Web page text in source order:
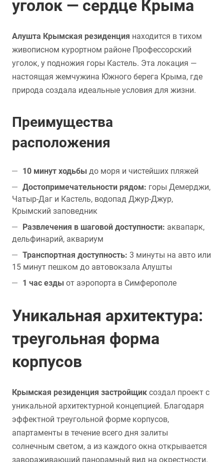
уголок — сердце Крыма
Алушта Крымская резиденция находится в тихом
живописном курортном районе Профессорский
уголок, у подножия горы Кастель. Эта локация —
настоящая жемчужина Южного берега Крыма, где
природа создала идеальные условия для жизни.
Преимущества
расположения
10 минут ходьбы до моря и чистейших пляжей
Достопримечательности рядом: горы Демерджи,
Чатыр-Даг и Кастель, водопад Джур-Джур,
Крымский заповедник
Развлечения в шаговой доступности: аквапарк,
дельфинарий, аквариум
Транспортная доступность: 3 минуты на авто или
15 минут пешком до автовокзала Алушты
1 час езды от аэропорта в Симферополе
Уникальная архитектура:
треугольная форма
корпусов
Крымская резиденция застройщик создал проект с
уникальной архитектурной концепцией. Благодаря
эффектной треугольной форме корпусов,
апартаменты в течение всего дня залиты
солнечным светом, а из каждого окна открывается
завораживающий панорамный вид на окрестности.